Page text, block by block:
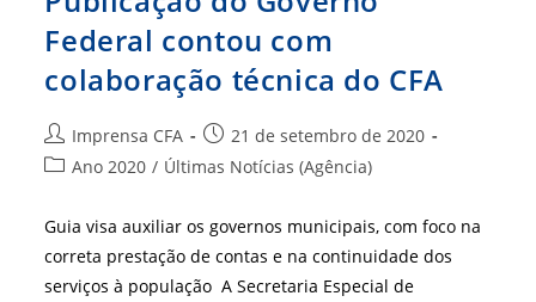
Federal contou com
colaboração técnica do CFA
Autor
do
Imprensa CFA
Post
publicado:
21 de setembro de 2020
Categoria
post:
Ano 2020 / Últimas Notícias (Agência)
Guia visa auxiliar os governos municipais, com foco na
correta prestação de contas e na continuidade dos
serviços à população A Secretaria Especial de